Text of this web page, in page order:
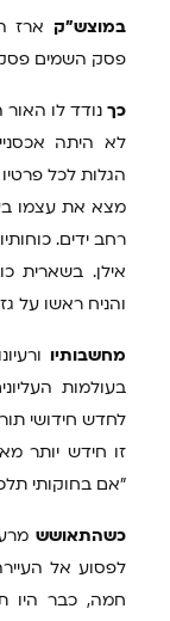
במוצש"ק ארז
פסק השמים פסק
כך נודד לו האור
לא היתה
הגלות לכל
מצא את עצמו
רחב ידים.
אילן. בשארית
והניח ראשו על
מחשבותיו
בעולמות
לחדש חידושי
זו חידש יותר
"אם בחוקותי
כשהתאושש
לפסוע אל
חמה, כבר היו